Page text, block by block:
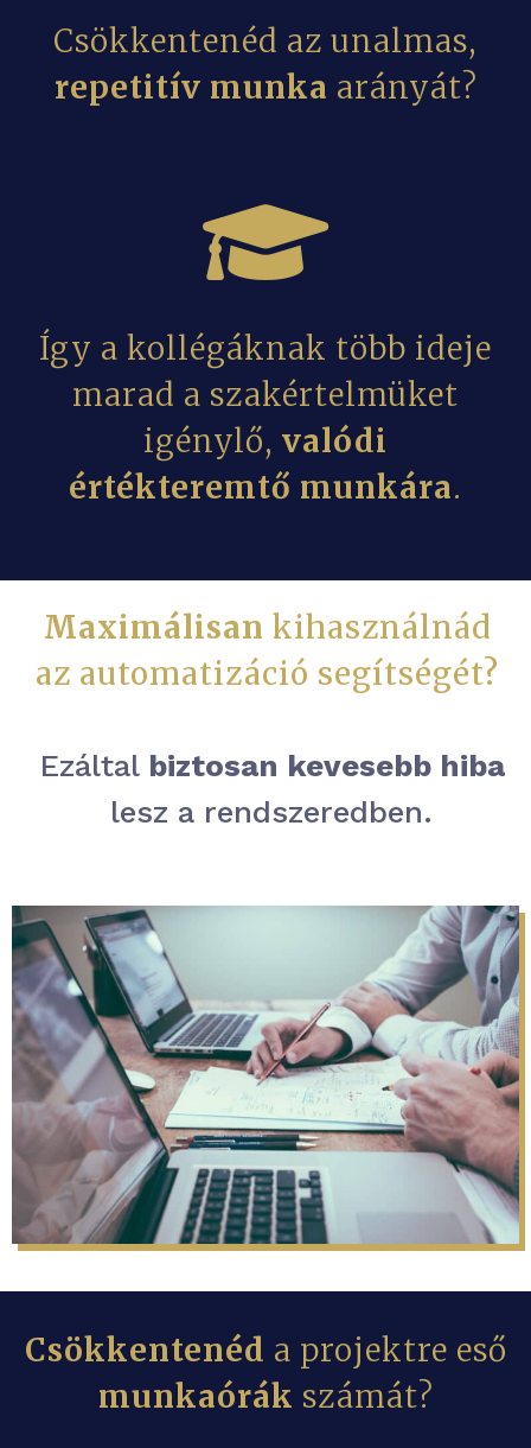
Csökkentenéd az unalmas,
repetitív munka arányát?
Így a kollégáknak több ideje
marad a szakértelmüket
igénylő, valódi
értékteremtő munkára.
Maximálisan kihasználnád
az automatizáció segítségét?
Ezáltal biztosan kevesebb hiba
lesz a rendszeredben.
Csökkentenéd a projektre eső
munkaórák számát?